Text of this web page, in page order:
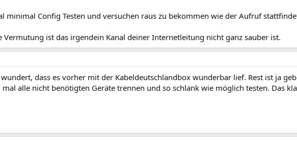
minimal Config Testen und versuchen raus zu bekommen wie der Aufruf
Vermutung ist das irgendein Kanal deiner Internetleitung nicht ganz sauber ist.
dass es vorher mit der Kabeldeutschlandbox wunderbar lief. Rest ist ja
alle nicht benötigten Geräte trennen und so schlank wie möglich testen. Das